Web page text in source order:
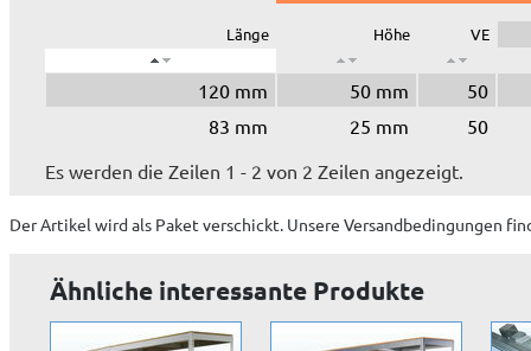
Länge Höhe VE
120 mm 50 mm
50
83 mm
25 mm
50
Es werden die Zeilen 1 - 2 von 2 Zeilen angezeigt.
Der Artikel wirdals Paket verschickt. Unsere Versandbedingungen
Ähnliche interessante Produkte